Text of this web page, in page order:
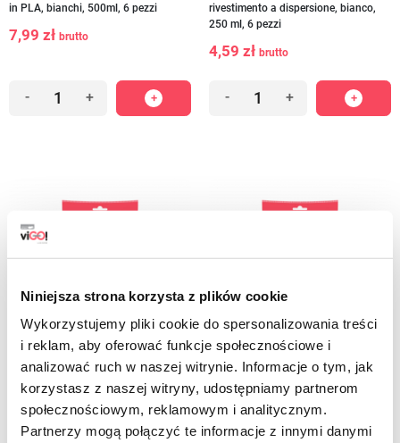
Niniejsza strona korzysta z plików cookie
Wykorzystujemy pliki cookie do spersonalizowania treści
i reklam, aby oferować funkcje społecznościowe i
analizować ruch w naszej witrynie. Informacje o tym, jak
korzystasz z naszej witryny, udostępniamy partnerom
społecznościowym, reklamowym i analitycznym.
Partnerzy mogą połączyć te informacje z innymi danymi
in PLA, bianchi, 500ml, 6 pezzi
7,99 zł brutto
- +
rivestimento a dispersione, bianco,
250 ml, 6 pezzi
4,59 zł brutto
- +
7334115
viGO! Bicchieri Bio Paper con
rivestimento a dispersione, bianco,
7334233
viGO! Bicchieri in carta Bio con strato
in PLA, marrone, 330 ml, 6 pezzi